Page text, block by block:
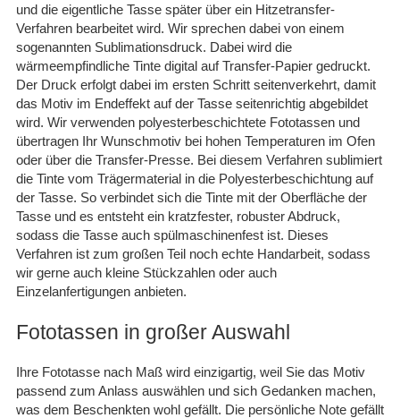
und die eigentliche Tasse später über ein Hitzetransfer-
Verfahren bearbeitet wird. Wir sprechen dabei von einem
sogenannten Sublimationsdruck. Dabei wird die
wärmeempfindliche Tinte digital auf Transfer-Papier gedruckt.
Der Druck erfolgt dabei im ersten Schritt seitenverkehrt, damit
das Motiv im Endeffekt auf der Tasse seitenrichtig abgebildet
wird. Wir verwenden polyesterbeschichtete Fototassen und
übertragen Ihr Wunschmotiv bei hohen Temperaturen im Ofen
oder über die Transfer-Presse. Bei diesem Verfahren sublimiert
die Tinte vom Trägermaterial in die Polyesterbeschichtung auf
der Tasse. So verbindet sich die Tinte mit der Oberfläche der
Tasse und es entsteht ein kratzfester, robuster Abdruck,
sodass die Tasse auch spülmaschinenfest ist. Dieses
Verfahren ist zum großen Teil noch echte Handarbeit, sodass
wir gerne auch kleine Stückzahlen oder auch
Einzelanfertigungen anbieten.
Fototassen in großer Auswahl
Ihre Fototasse nach Maß wird einzigartig, weil Sie das Motiv
passend zum Anlass auswählen und sich Gedanken machen,
was dem Beschenkten wohl gefällt. Die persönliche Note gefällt